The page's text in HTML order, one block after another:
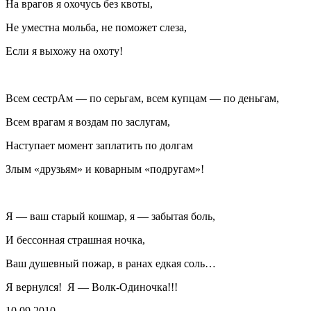
На врагов я охочусь без квоты,
Не уместна мольба, не поможет слеза,
Если я выхожу на охоту!
Всем сестрАм — по серьгам, всем купцам — по деньгам,
Всем врагам я воздам по заслугам,
Наступает момент заплатить по долгам
Злым «друзьям» и коварным «подругам»!
Я — ваш старый кошмар, я — забытая боль,
И бессонная страшная ночка,
Ваш душевный пожар, в ранах едкая соль…
Я вернулся! Я — Волк-Одиночка!!!